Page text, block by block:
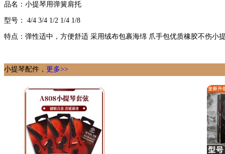
品名：小提琴用弹簧肩托
型号： 4/4 3/4 1/2 1/4 1/8
特点：弹性适中，方便舒适 采用绒布包裹海绵 爪手包优质橡胶不伤小
小提琴配件， 更多>>